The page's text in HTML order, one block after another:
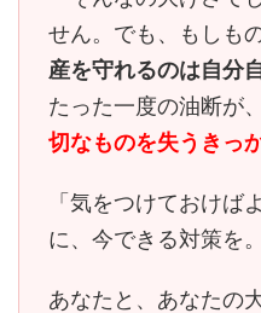
せん。でも、もしもの
産を守れるのは自分
たった一度の油断が、
切なものを失うきっ
「気をつけておけば
に、今できる対策を。
あなたと、あなたの